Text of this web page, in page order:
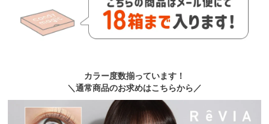
カラー度数揃っています！
＼通常商品のお求めはこちらから／